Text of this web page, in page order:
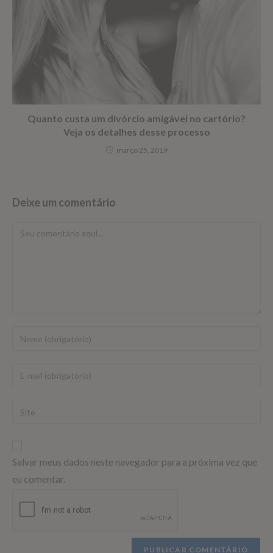
Quanto custa um divórcio amigável no cartório?
Veja os detalhes desse processo
março 25, 2019
Deixe um comentário
Salvar meus dados neste navegador para a próxima vez que
eu comentar.